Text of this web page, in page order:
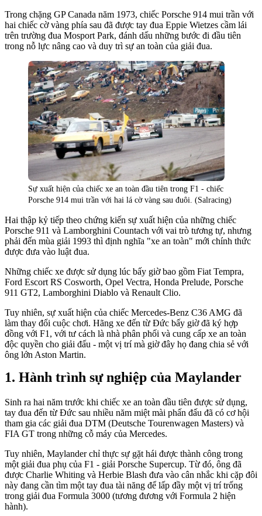
Trong chặng GP Canada năm 1973, chiếc Porsche 914 mui trần với
hai chiếc cờ vàng phía sau đã được tay đua Eppie Wietzes cầm lái
trên trường đua Mosport Park, đánh dấu những bước đi đầu tiên
trong nỗ lực nâng cao và duy trì sự an toàn của giải đua.
Sự xuất hiện của chiếc xe an toàn đầu tiên trong F1 - chiếc
Porsche 914 mui trần với hai lá cờ vàng sau đuôi. (Salracing)
Hai thập kỷ tiếp theo chứng kiến sự xuất hiện của những chiếc
Porsche 911 và Lamborghini Countach với vai trò tương tự, nhưng
phải đến mùa giải 1993 thì định nghĩa "xe an toàn" mới chính thức
được đưa vào luật đua.
Những chiếc xe được sử dụng lúc bấy giờ bao gồm Fiat Tempra,
Ford Escort RS Cosworth, Opel Vectra, Honda Prelude, Porsche
911 GT2, Lamborghini Diablo và Renault Clio.
Tuy nhiên, sự xuất hiện của chiếc Mercedes-Benz C36 AMG đã
làm thay đổi cuộc chơi. Hãng xe đến từ Đức bấy giờ đã ký hợp
đồng với F1, với tư cách là nhà phân phối và cung cấp xe an toàn
độc quyền cho giải đấu - một vị trí mà giờ đây họ đang chia sẻ với
ông lớn Aston Martin.
Hành trình sự nghiệp của Maylander
Sinh ra hai năm trước khi chiếc xe an toàn đầu tiên được sử dụng,
tay đua đến từ Đức sau nhiều năm miệt mài phấn đấu đã có cơ hội
tham gia các giải đua DTM (Deutsche Tourenwagen Masters) và
FIA GT trong những cỗ máy của Mercedes.
Tuy nhiên, Maylander chỉ thực sự gặt hái được thành công trong
một giải đua phụ của F1 - giải Porsche Supercup. Từ đó, ông đã
được Charlie Whiting và Herbie Blash đưa vào cân nhắc khi cặp đôi
này đang cần tìm một tay đua tài năng để lấp đầy một vị trí trống
trong giải đua Formula 3000 (tương đương với Formula 2 hiện
hành).